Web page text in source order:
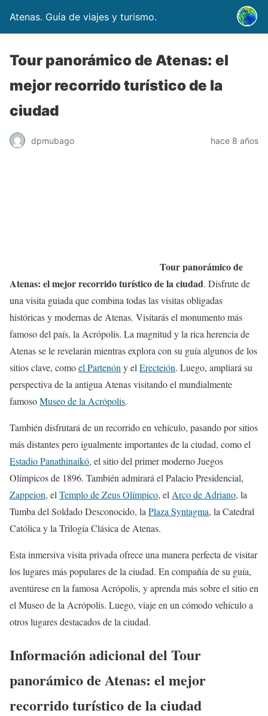
Atenas. Guía de viajes y turismo.
Tour panorámico de Atenas: el
mejor recorrido turístico de la
ciudad
dpmubago hace 8 años
Tour panorámico de
Atenas: el mejor recorrido turístico de la ciudad. Disfrute de
una visita guiada que combina todas las visitas obligadas
históricas y modernas de Atenas. Visitarás el monumento más
famoso del país, la Acrópolis. La magnitud y la rica herencia de
Atenas se le revelarán mientras explora con su guía algunos de los
sitios clave, comoel Partenón y el Erecteión. Luego, ampliará su
perspectiva de la antigua Atenas visitando el mundialmente
famosoMuseo de la Acrópolis.
También disfrutará de un recorrido en vehículo, pasando por sitios
más distantes pero igualmente importantes de la ciudad, como el
Estadio Panathinaikó, el sitio del primer moderno Juegos
Olímpicos de 1896. También admirará el Palacio Presidencial,
Zappeion, el Templo de Zeus Olímpico, el Arco de Adriano, la
Tumba del Soldado Desconocido, la Plaza Syntagma, la Catedral
Católica y la Trilogía Clásica de Atenas.
Esta inmersiva visita privada ofrece una manera perfecta de visitar
los lugares más populares de la ciudad. En compañía de su guía,
aventúrese en la famosa Acrópolis, y aprenda más sobre el sitio en
el Museo de la Acrópolis. Luego, viaje en un cómodo vehículo a
otros lugares destacados de la ciudad.
Información adicional del Tour
panorámico de Atenas: el mejor
recorrido turístico de la ciudad